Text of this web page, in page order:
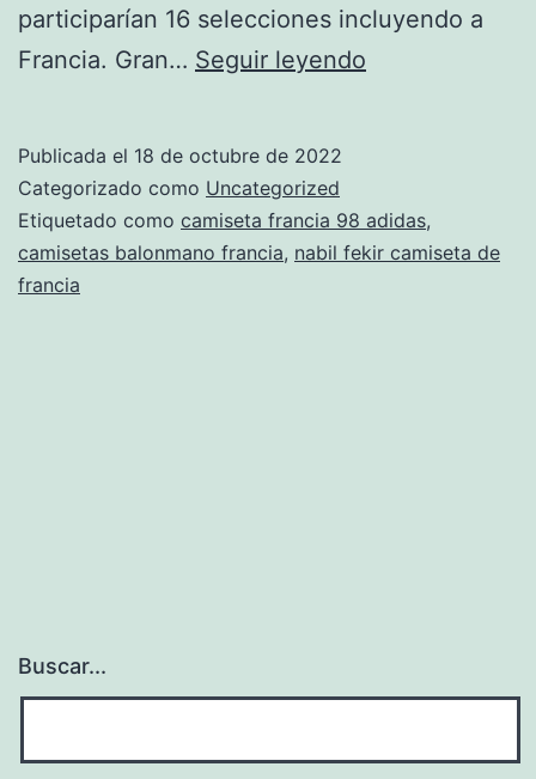
participarían 16 selecciones incluyendo a
Francia. Gran… Seguir leyendo
Publicada el 18 de octubre de 2022
Categorizado como Uncategorized
Etiquetado como camiseta francia 98 adidas,
camisetas balonmano francia, nabil fekir camiseta de
francia
Buscar...